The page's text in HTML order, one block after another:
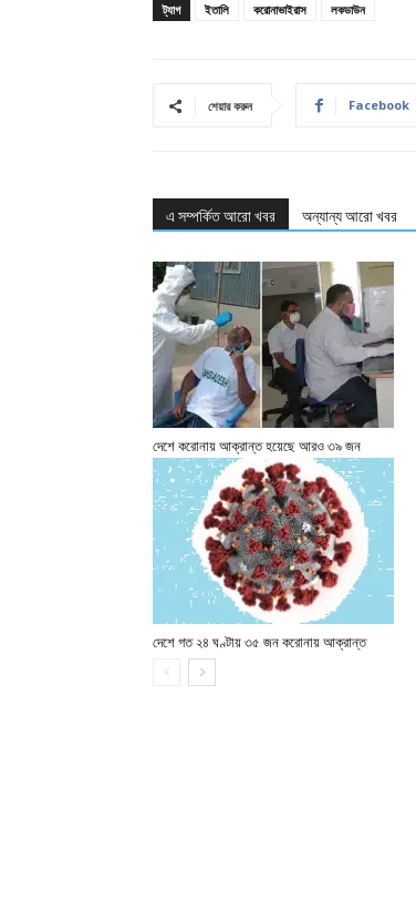
ট্যাগ ইতালি করোনাভাইরাস লকডাউন
শেয়ার করুন Facebook
এ সম্পর্কিত আরো খবর অন্যান্য আরো খবর
দেশে করোনায় আক্রান্ত হয়েছে আরও ৩৯ জন
দেশে গত ২৪ ঘণ্টায় ৩৫ জন করোনায় আক্রান্ত